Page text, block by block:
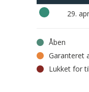
29.
Åben
Garanteret
Lukket for